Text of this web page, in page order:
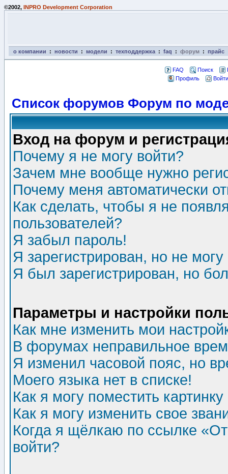
©2002, INPRO Development Corporation
о компании : новости : модели : техподдержка : faq : форум : прайс
FAQ Поиск
Профиль
Список форумов Форум по
Вход на форум и
Почему я не могу войти?
Зачем мне вообще нужно
Почему меня автоматически
Как сделать, чтобы я не
пользователей?
Я забыл пароль!
Я зарегистрирован, но не могу
Я был зарегистрирован, но
Параметры и настройки
Как мне изменить мои
В форумах неправильное
Я изменил часовой пояс, но
Моего языка нет в списке!
Как я могу поместить
Как я могу изменить свое
Когда я щёлкаю по ссылке
войти?